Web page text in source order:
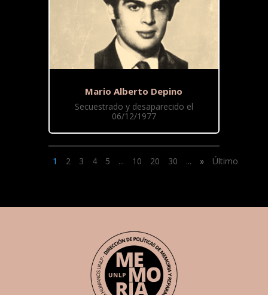
Mario Alberto Depino
Secuestrado y desaparecido el
06/12/1977
1 2 3 4 5 ... 10 20 30 ... » Último